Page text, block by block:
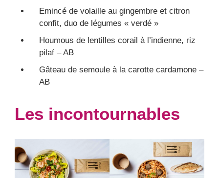
Emincé de volaille au gingembre et citron
confit, duo de légumes « verdé »
Houmous de lentilles corail à l’indienne, riz
pilaf – AB
Gâteau de semoule à la carotte cardamone –
AB
Les incontournables